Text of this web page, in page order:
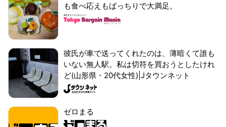
も食べ応えもばっちりで大満足。
彼氏が車で送ってくれたのは、薄暗くて誰も
いない無人駅。私は切符を買おうとしたけれ
ど(山形県・20代女性)|Jタウンネット
ゼロまる